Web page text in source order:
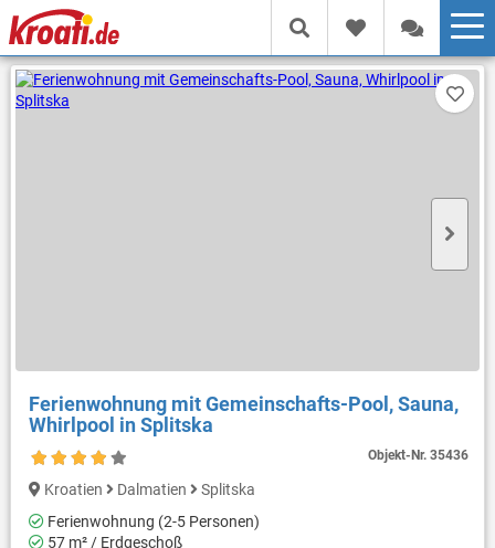
Ferienwohnung mit Gemeinschafts-Pool, Sauna,
Whirlpool in Splitska
Objekt-Nr.35436
Kroatien Dalmatien
Splitska
Ferienwohnung (2-5 Personen)
57 m² / Erdgeschoß